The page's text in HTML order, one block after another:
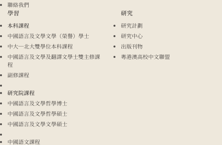
聯絡我們
學習
本科課程
中國語言及文學文學（榮譽）學士
中大─北大雙學位本科課程
中國語言及文學及翻譯文學士雙主修課
程
副修課程
研究院課程
中國語言及文學哲學博士
中國語言及文學哲學碩士
中國語言及文學文學碩士
中國語文課程
研究
研究計劃
研究中心
出版刊物
粵港澳高校中文聯盟